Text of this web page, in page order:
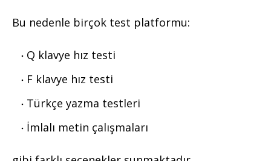
Bu nedenle birçok test platformu:
Q klavye hız testi
F klavye hız testi
Türkçe yazma testleri
İmlalı metin çalışmaları